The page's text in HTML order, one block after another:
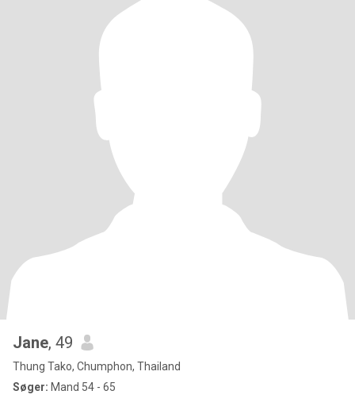
Jane, 49
Thung Tako, Chumphon, Thailand
Søger: Mand 54 - 65